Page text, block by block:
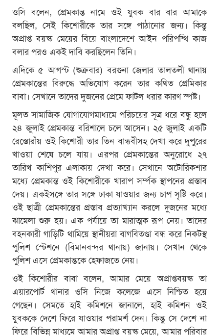
ওসি বলেন, প্রেমকান্ত নামে ওই যুবক বার বার আমাকে
বলছিল, সেই কিশোরীকে তার সঙ্গে পাঠানোর জন্য। কিন্তু
অপ্রাপ্ত বয়স্ক মেয়ের বিয়ে বাংলাদেশে আইন পরিপন্থি কাজ
বলার পরও একই দাবি করছিলেন তিনি।
এদিকে ৫ আগস্ট (শুক্রবার) বরগুনা জেলার তালতলী থানায়
প্রেমকান্তের বিরুদ্ধে অভিযোগ করেন তার কথিত প্রেমিকার
বাবা। সেখানে তাদের দুজনের প্রেমে ফাটল ধরার কারণ স্পষ্ট।
মূলত সামাজিক যোগাযোগমাধ্যমে পরিচয়ের সূত্র ধরে বন্ধু হলে
২৪ জুলাই প্রেমকান্ত বরিশালে চলে আসেন। ২৫ জুলাই একটি
রেস্তোরাঁয় ওই কিশোরী তার তিন বান্ধবীসহ দেখা করে দুপুরের
খাওয়া শেষে চলে যায়। এরপর প্রেমকান্তের অনুরোধে ২৭
তারিখ কাশিপুর এলাকায় দেখা করে। সেখানে অটোরিকশার
মধ্যে প্রেমকান্ত ওই কিশোরীকে খারাপ সর্ম্পক স্থাপনের প্রস্তাব
দেয়। একইসঙ্গে তার সঙ্গে ঢাকা যাওয়ার জন্য চাপ সৃষ্টি করে।
ওই ছাত্রী প্রেমকান্তের প্রস্তাব প্রত্যাখ্যান করলে দুজনের মধ্যে
ঝামেলা শুরু হয়। এক পর্যায়ে তা মারাত্মক রূপ নেয়। তাদের
বহনকারী গাড়িটি থামিয়ে স্থানীয়রা বাগবিতণ্ডা বন্ধ করে নিকটস্থ
পুলিশ স্টেশনে (বিমানবন্দর থানায়) জানায়। সেখান থেকে
পুলিশ এসে প্রেমকান্তকে হেফাজতে নেয়।
ওই কিশোরীর বাবা বলেন, আমার মেয়ে অপ্রাপ্তবয়স্ক তা
এয়ারপোর্ট থানার ওসি নিজে কলেজে এসে নিশ্চিত হয়ে
গেছেন। সেমতে হাই কমিশনে জানালে, হাই কমিশন ওই
যুবককে দেশে ফিরে যাওয়ার পরামর্শ দেন। কিন্তু সে দেশে না
ফিরে বিভিন্ন মাধ্যমে আমার অপ্রাপ্ত বয়স্ক মেয়ে, আমার পরিবার